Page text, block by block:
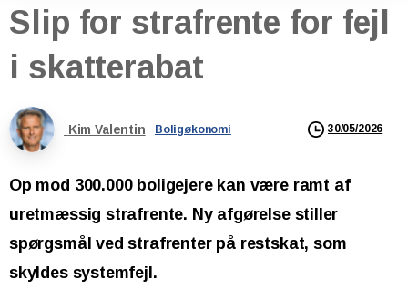
Slip for strafrente for fejl
i skatterabat
Kim Valentin Boligøkonomi 30/05/2026
Op mod 300.000 boligejere kan være ramt af
uretmæssig strafrente. Ny afgørelse stiller
spørgsmål ved strafrenter på restskat, som
skyldes systemfejl.